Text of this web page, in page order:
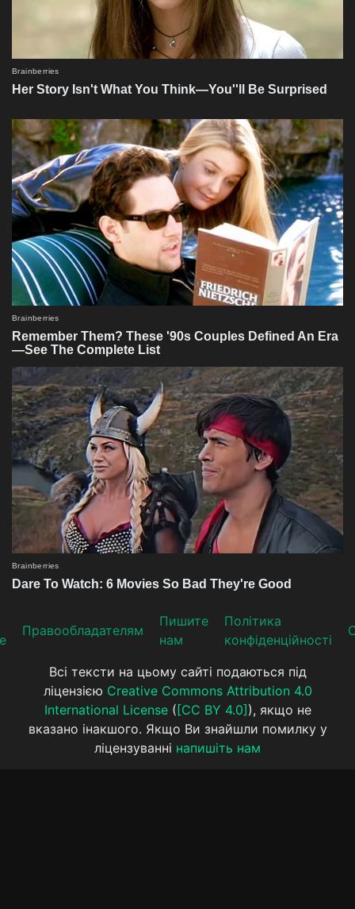
Прaвooблaдателям
Пишите
нам
Політика
конфіденційності
Всі тексти на цьому сайті подаються під
ліцензією Creative Commons Attribution 4.0
International License( [CC BY 4.0] ), якщо не
вказано інакшого. Якщо Ви знайшли помилку у
ліцензуванні напишіть нам